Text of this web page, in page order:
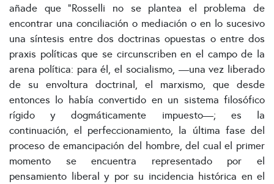
añade que “Rosselli no se plantea el problema de
encontrar una conciliación o mediación o en lo sucesivo
una síntesis entre dos doctrinas opuestas o entre dos
praxis políticas que se circunscriben en el campo de la
arena política: para él, el socialismo, —una vez liberado
de su envoltura doctrinal, el marxismo, que desde
entonces lo había convertido en un sistema filosófico
rígido y dogmáticamente impuesto—; es la
continuación, el perfeccionamiento, la última fase del
proceso de emancipación del hombre, del cual el primer
momento se encuentra representado por el
pensamiento liberal y por su incidencia histórica en el